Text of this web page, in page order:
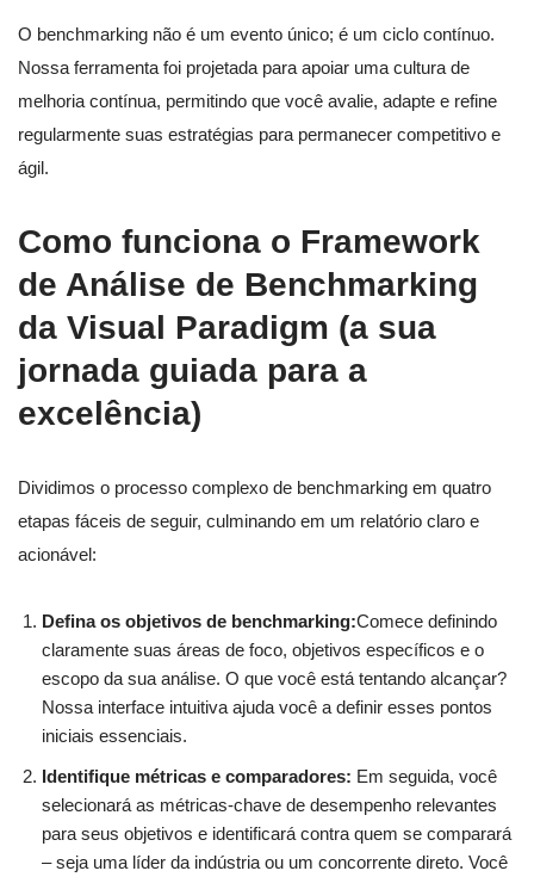
O benchmarking não é um evento único; é um ciclo contínuo.
Nossa ferramenta foi projetada para apoiar uma cultura de
melhoria contínua, permitindo que você avalie, adapte e refine
regularmente suas estratégias para permanecer competitivo e
ágil.
Como funciona o Framework
de Análise de Benchmarking
da Visual Paradigm (a sua
jornada guiada para a
excelência)
Dividimos o processo complexo de benchmarking em quatro
etapas fáceis de seguir, culminando em um relatório claro e
acionável:
Defina os objetivos de benchmarking:Comece definindo
claramente suas áreas de foco, objetivos específicos e o
escopo da sua análise. O que você está tentando alcançar?
Nossa interface intuitiva ajuda você a definir esses pontos
iniciais essenciais.
Identifique métricas e comparadores: Em seguida, você
selecionará as métricas-chave de desempenho relevantes
para seus objetivos e identificará contra quem se comparará
– seja uma líder da indústria ou um concorrente direto. Você